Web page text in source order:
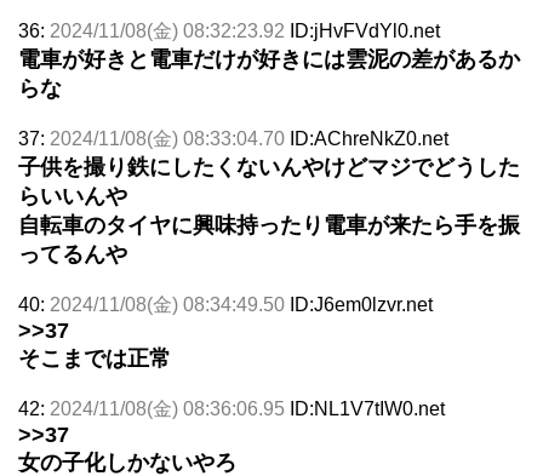
36: 2024/11/08(金) 08:32:23.92 ID:jHvFVdYl0.net
電車が好きと電車だけが好きには雲泥の差があるか
らな
37: 2024/11/08(金) 08:33:04.70 ID:AChreNkZ0.net
子供を撮り鉄にしたくないんやけどマジでどうした
らいいんや
自転車のタイヤに興味持ったり電車が来たら手を振
ってるんや
40: 2024/11/08(金) 08:34:49.50 ID:J6em0lzvr.net
>>37
そこまでは正常
42: 2024/11/08(金) 08:36:06.95 ID:NL1V7tIW0.net
>>37
女の子化しかないやろ